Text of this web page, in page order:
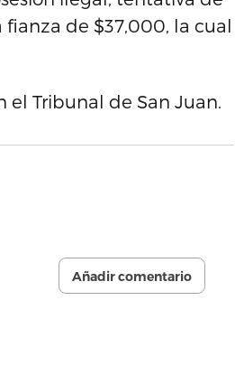
de $37,000, la cual
el Tribunal de San Juan.
Añadir comentario